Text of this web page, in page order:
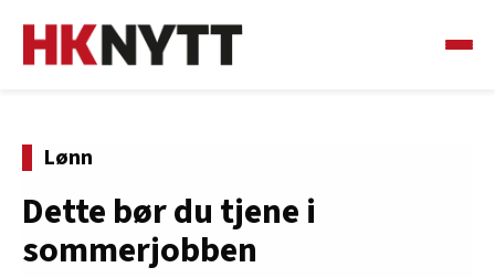
Lønn
Dette bør du tjene i
sommerjobben